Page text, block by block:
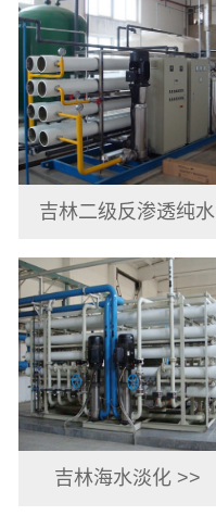
吉林二级反渗透纯水
机 >>
吉林海水淡化 >>